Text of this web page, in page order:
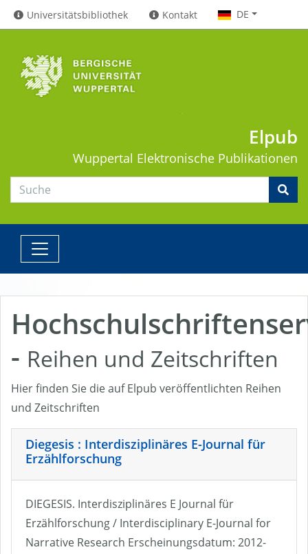
Universitätsbibliothek Kontakt DE
Elpub
Wuppertal Elektronische Publikationen
- Reihen und Zeitschriften
Hier finden Sie die auf Elpub veröffentlichten Reihen
und Zeitschriften
Diegesis : Interdisziplinäres E-Journal für
Erzählforschung
DIEGESIS. Interdisziplinäres E Journal für
Erzählforschung / Interdisciplinary E-Journal for
Narrative Research Erscheinungsdatum: 2012-